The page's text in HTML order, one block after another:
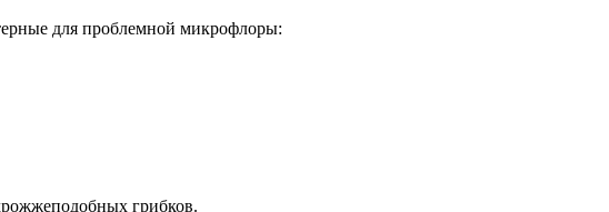
для проблемной микрофлоры:
грибков.